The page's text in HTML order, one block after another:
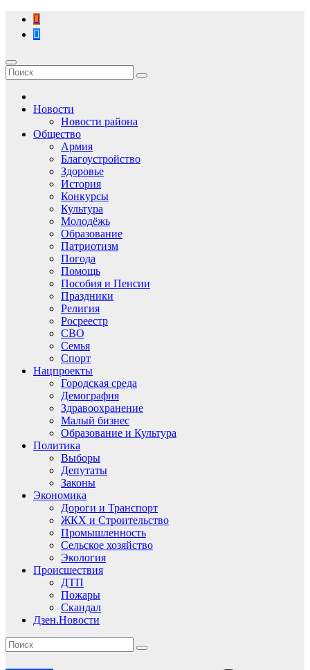
Перейти
содержимому
Новости
Новости района
Общество
Армия
Благоустройство
Здоровье
История
Конкурсы
Культура
Молодёжь
Образование
Патриотизм
Погода
Помощь
Пособия и Пенсии
Праздники
Религия
Росреестр
СВО
Семья
Спорт
Нацпроекты
Городская среда
Демография
Здравоохранение
Малый бизнес
Образование и Культура
Политика
Выборы
Депутаты
Законы
Экономика
Дороги и Транспорт
ЖКХ и Строительство
Промышленность
Сельское хозяйство
Экология
Происшествия
ДТП
Пожары
Скандал
Дзен.Новости